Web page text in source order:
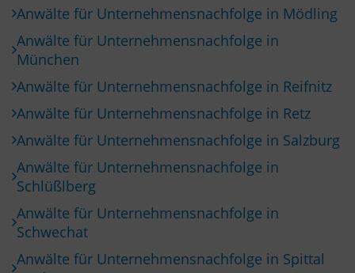
Anwälte für Unternehmensnachfolge in Mödling
Anwälte für Unternehmensnachfolge in
München
Anwälte für Unternehmensnachfolge in Reifnitz
Anwälte für Unternehmensnachfolge in Retz
Anwälte für Unternehmensnachfolge in Salzburg
Anwälte für Unternehmensnachfolge in
Schlüßlberg
Anwälte für Unternehmensnachfolge in
Schwechat
Anwälte für Unternehmensnachfolge in Spittal